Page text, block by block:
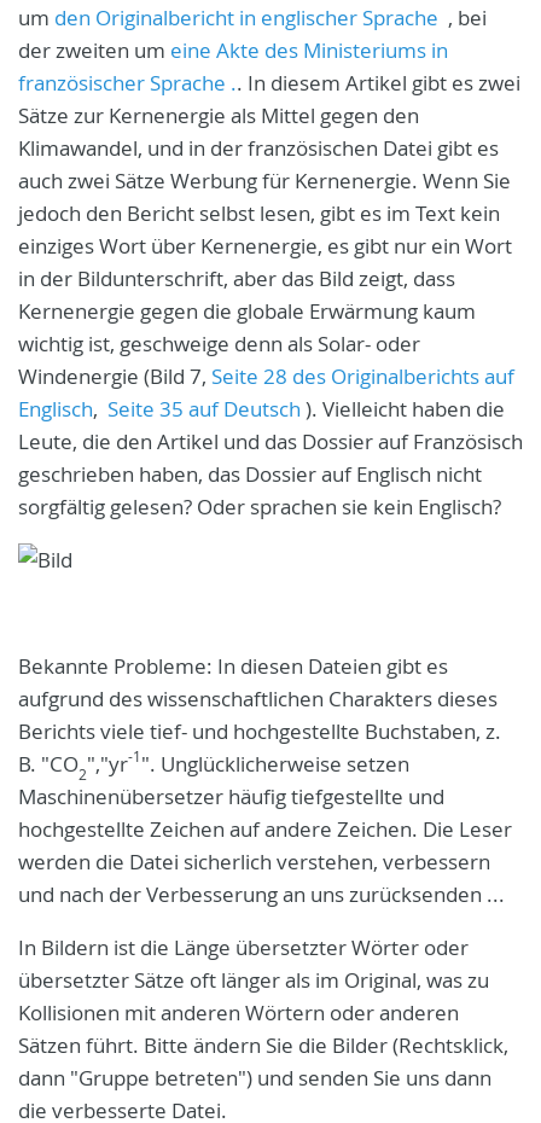
um den Originalbericht in englischer Sprache , bei
der zweiten um eine Akte des Ministeriums in
französischer Sprache .. In diesem Artikel gibt es zwei
Sätze zur Kernenergie als Mittel gegen den
Klimawandel, und in der französischen Datei gibt es
auch zwei Sätze Werbung für Kernenergie. Wenn Sie
jedoch den Bericht selbst lesen, gibt es im Text kein
einziges Wort über Kernenergie, es gibt nur ein Wort
in der Bildunterschrift, aber das Bild zeigt, dass
Kernenergie gegen die globale Erwärmung kaum
wichtig ist, geschweige denn als Solar- oder
Windenergie (Bild 7, Seite 28 des Originalberichts auf
Englisch, Seite 35 auf Deutsch ). Vielleicht haben die
Leute, die den Artikel und das Dossier auf Französisch
geschrieben haben, das Dossier auf Englisch nicht
sorgfältig gelesen? Oder sprachen sie kein Englisch?
Bekannte Probleme: In diesen Dateien gibt es
aufgrund des wissenschaftlichen Charakters dieses
Berichts viele tief- und hochgestellte Buchstaben, z.
B. "CO2","yr-1 ". Unglücklicherweise setzen
Maschinenübersetzer häufig tiefgestellte und
hochgestellte Zeichen auf andere Zeichen. Die Leser
werden die Datei sicherlich verstehen, verbessern
und nach der Verbesserung an uns zurücksenden ...
In Bildern ist die Länge übersetzter Wörter oder
übersetzter Sätze oft länger als im Original, was zu
Kollisionen mit anderen Wörtern oder anderen
Sätzen führt. Bitte ändern Sie die Bilder (Rechtsklick,
dann "Gruppe betreten") und senden Sie uns dann
die verbesserte Datei.